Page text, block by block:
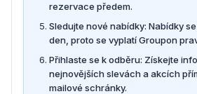
rezervace předem.
Sledujte nové nabídky: Nabídky
den, proto se vyplatí Groupon
Přihlaste se k odběru: Získejte
nejnovějších slevách a akcích
mailové schránky.